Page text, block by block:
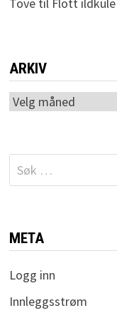
ARKIV
Arkiv
Søk
etter:
META
Logg inn
Innleggsstrøm